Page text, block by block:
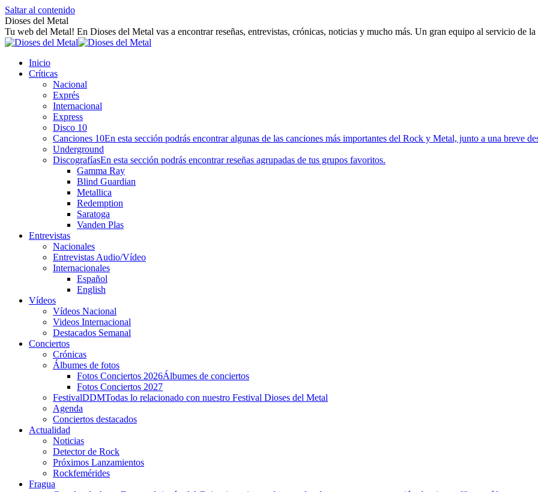
Saltar al contenido
Dioses del Metal
Tu web del Metal! En Dioses del Metal vas a encontrar reseñas, entrevistas, crónicas, noticias y mucho más. Un gran equipo al servicio de la
Inicio
Críticas
Nacional
Exprés
Internacional
Express
Disco 10
Canciones 10En esta sección podrás encontrar algunas de las canciones más importantes del Rock y Metal, junto a una breve
Underground
DiscografíasEn esta sección podrás encontrar reseñas agrupadas de tus grupos favoritos.
Gamma Ray
Blind Guardian
Metallica
Redemption
Saratoga
Vanden Plas
Entrevistas
Nacionales
Entrevistas Audio/Vídeo
Internacionales
Español
English
Vídeos
Vídeos Nacional
Videos Internacional
Destacados Semanal
Conciertos
Crónicas
Álbumes de fotos
Fotos Conciertos 2026Álbumes de conciertos
Fotos Conciertos 2027
FestivalDDMTodas lo relacionado con nuestro Festival Dioses del Metal
Agenda
Conciertos destacados
Actualidad
Noticias
Detector de Rock
Próximos Lanzamientos
Rockfemérides
Fragua